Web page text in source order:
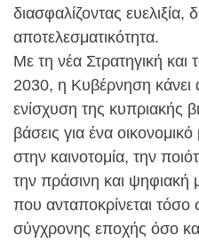
διασφαλίζοντας ευελιξία,
αποτελεσματικότητα.
Με τη νέα Στρατηγική
2030, η Κυβέρνηση κάνει
ενίσχυση της κυπριακής
βάσεις για ένα
στην καινοτομία, την
την πράσινη και ψηφιακή
που ανταποκρίνεται τόσο
σύγχρονης εποχής όσο